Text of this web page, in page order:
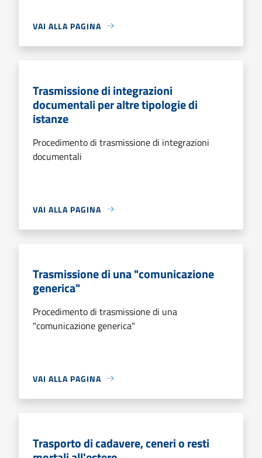
VAI ALLA PAGINA
Trasmissione di integrazioni
documentali per altre tipologie di
istanze
Procedimento di trasmissione di integrazioni
documentali
VAI ALLA PAGINA
Trasmissione di una "comunicazione
generica"
Procedimento di trasmissione di una
"comunicazione generica"
VAI ALLA PAGINA
Trasporto di cadavere, ceneri o resti